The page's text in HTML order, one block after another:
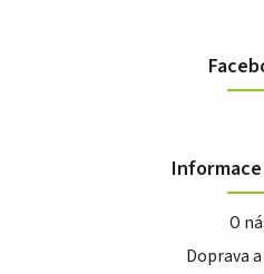
O
Doprava